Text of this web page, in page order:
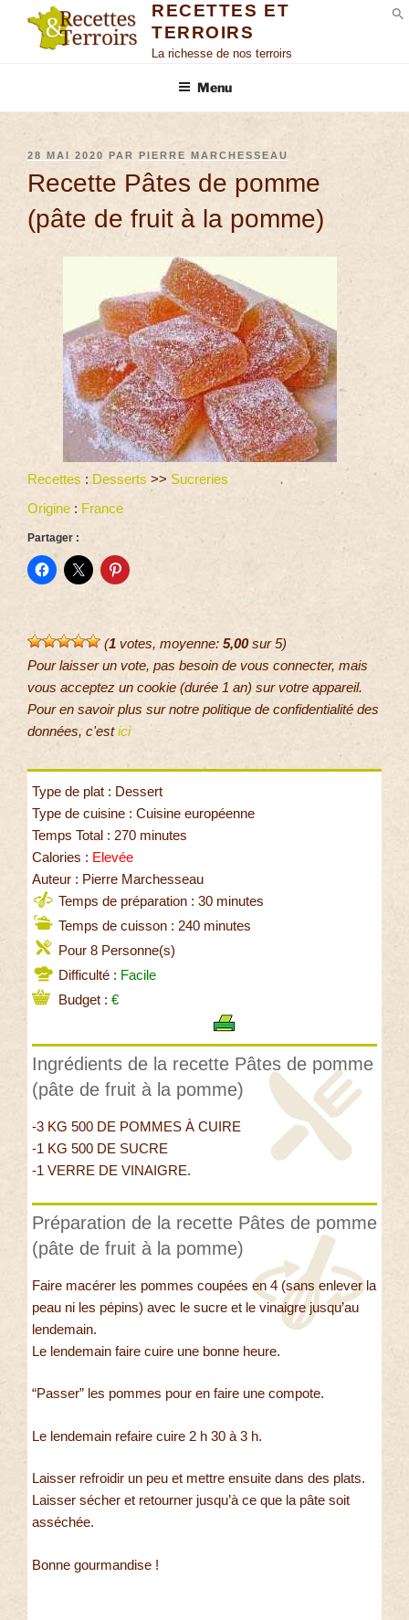
RECETTES ET
TERROIRS
La richesse de nos terroirs
Menu
28 MAI 2020 PAR PIERRE MARCHESSEAU
Recette Pâtes de pomme
(pâte de fruit à la pomme)
Recettes : Desserts >> Sucreries
Origine : France
Partager :
(1 votes, moyenne: 5,00sur 5)
Pour laisser un vote, pas besoin de vous connecter, mais
vous acceptez un cookie (durée 1 an) sur votre appareil.
Pour en savoir plus sur notre politique de confidentialité des
données, c'estici
Type de plat : Dessert
Type de cuisine : Cuisine européenne
Temps Total : 270 minutes
Calories : Elevée
Auteur : Pierre Marchesseau
Temps de préparation : 30 minutes
Temps de cuisson : 240 minutes
Pour 8 Personne(s)
Difficulté : Facile
Budget : €
Ingrédients de la recette Pâtes de pomme
(pâte de fruit à la pomme)
-3 KG 500 DE POMMES À CUIRE
-1 KG 500 DE SUCRE
-1 VERRE DE VINAIGRE.
Préparation de la recette Pâtes de pomme
(pâte de fruit à la pomme)
Faire macérer les pommes coupées en 4 (sans enlever la
peau ni les pépins) avec le sucre et le vinaigre jusqu’au
lendemain.
Le lendemain faire cuire une bonne heure.
“Passer” les pommes pour en faire une compote.
Le lendemain refaire cuire 2 h 30 à 3 h.
Laisser refroidir un peu et mettre ensuite dans des plats.
Laisser sécher et retourner jusqu’à ce que la pâte soit
asséchée.
Bonne gourmandise !